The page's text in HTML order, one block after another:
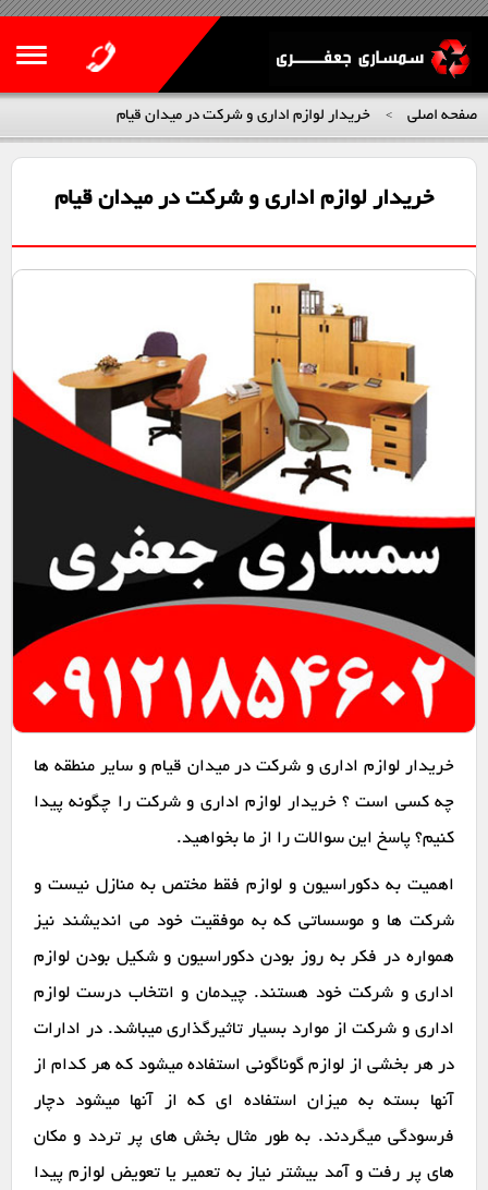
صفحه اصلی > خریدار لوازم اداری و شرکت در میدان قیام
خریدار لوازم اداری و شرکت در میدان قیام
خریدار لوازم اداری و شرکت در میدان قیام و سایر منطقه ها
چه کسی است ؟ خریدار لوازم اداری و شرکت را چگونه پیدا
کنیم؟ پاسخ این سوالات را از ما بخواهید.
اهمیت به دکوراسیون و لوازم فقط مختص به منازل نیست و
شرکت ها و موسساتی که به موفقیت خود می اندیشند نیز
همواره در فکر به روز بودن دکوراسیون و شکیل بودن لوازم
اداری و شرکت خود هستند. چیدمان و انتخاب درست لوازم
اداری و شرکت از موارد بسیار تاثیرگذاری میباشد. در ادارات
در هر بخشی از لوازم گوناگونی استفاده میشود که هر کدام از
آنها بسته به میزان استفاده ای که از آنها میشود دچار
فرسودگی میگردند. به طور مثال بخش های پر تردد و مکان
های پر رفت و آمد بیشتر نیاز به تعمیر یا تعویض لوازم پیدا